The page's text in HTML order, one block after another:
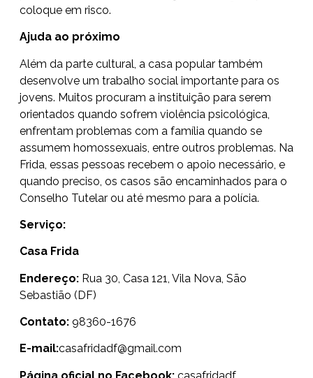
coloque em risco.
Ajuda ao próximo
Além da parte cultural, a casa popular também
desenvolve um trabalho social importante para os
jovens. Muitos procuram a instituição para serem
orientados quando sofrem violência psicológica,
enfrentam problemas com a família quando se
assumem homossexuais, entre outros problemas. Na
Frida, essas pessoas recebem o apoio necessário, e
quando preciso, os casos são encaminhados para o
Conselho Tutelar ou até mesmo para a polícia.
Serviço:
Casa Frida
Endereço: Rua 30, Casa 121, Vila Nova, São
Sebastião (DF)
Contato: 98360-1676
E-mail:casafridadf@gmail.com